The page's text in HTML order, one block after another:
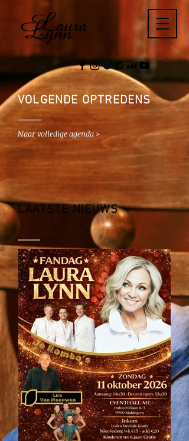
VOLGENDE OPTREDENS
Naar volledige agenda >
LAATSTE NIEUWS